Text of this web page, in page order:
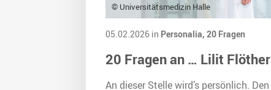
© Universitätsmedizin Halle
05.02.2026 in Personalia, 20 Fragen
20 Fragen an … Lilit Flöther
An dieser Stelle wird’s persönlich. Den